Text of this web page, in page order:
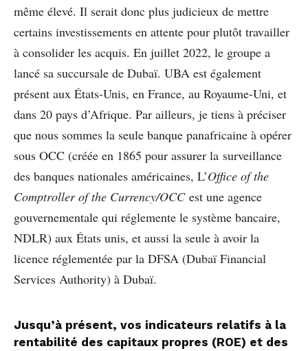
même élevé. Il serait donc plus judicieux de mettre
certains investissements en attente pour plutôt travailler
à consolider les acquis. En juillet 2022, le groupe a
lancé sa succursale de Dubaï. UBA est également
présent aux États-Unis, en France, au Royaume-Uni, et
dans 20 pays d’Afrique. Par ailleurs, je tiens à préciser
que nous sommes la seule banque panafricaine à opérer
sous OCC (créée en 1865 pour assurer la surveillance
des banques nationales américaines, L’Office of the
Comptroller of the Currency/OCCest une agence
gouvernementale qui réglemente le système bancaire,
NDLR) aux États unis, et aussi la seule à avoir la
licence réglementée par la DFSA (Dubaï Financial
Services Authority) à Dubaï.
Jusqu’à présent, vos indicateurs relatifs à la
rentabilité des capitaux propres (ROE) et des